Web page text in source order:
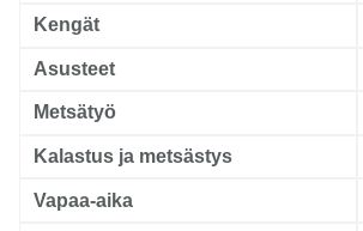
Kengät
Asusteet
Metsätyö
Kalastus ja metsästys
Vapaa-aika